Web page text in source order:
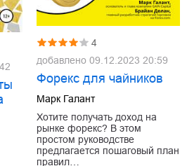
4
добавлено 09.12.2023 20:59
Форекс для чайников
Марк Галант
Хотите получать доход на
рынке форекс? В этом
простом руководстве
предлагается пошаговый план
правил…